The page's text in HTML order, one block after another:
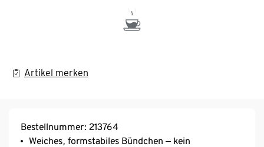
Artikel merken
Bestellnummer: 213764
Weiches, formstabiles Bündchen ‒ kein